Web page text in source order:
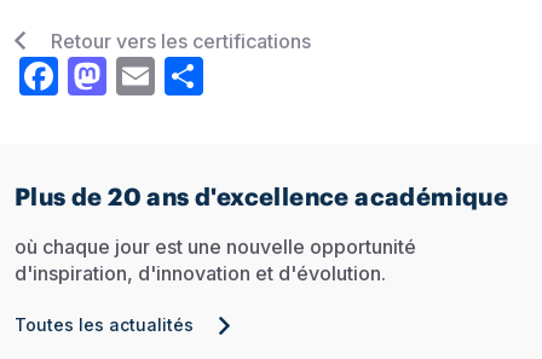
Retour vers les certifications
Facebook
Mastodon
Email
Plus de 20 ans d'excellence académique
où chaque jour est une nouvelle opportunité
d'inspiration, d'innovation et d'évolution.
Toutes les actualités